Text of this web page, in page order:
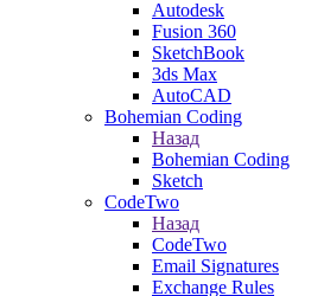
Autodesk
Fusion 360
SketchBook
3ds Max
AutoCAD
Bohemian Coding
Назад
Bohemian Coding
Sketch
CodeTwo
Назад
CodeTwo
Email Signatures
Exchange Rules